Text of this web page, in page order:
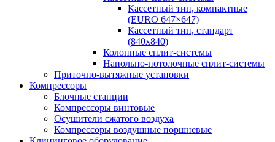
Кассетный тип, компактные
(EURO 647×647)
Кассетный тип, стандарт
(840х840)
Колонные сплит-системы
Напольно-потолочные сплит-системы
Приточно-вытяжные установки
Компрессоры
Блочные станции
Компрессоры винтовые
Осушители сжатого воздуха
Компрессоры воздушные поршневые